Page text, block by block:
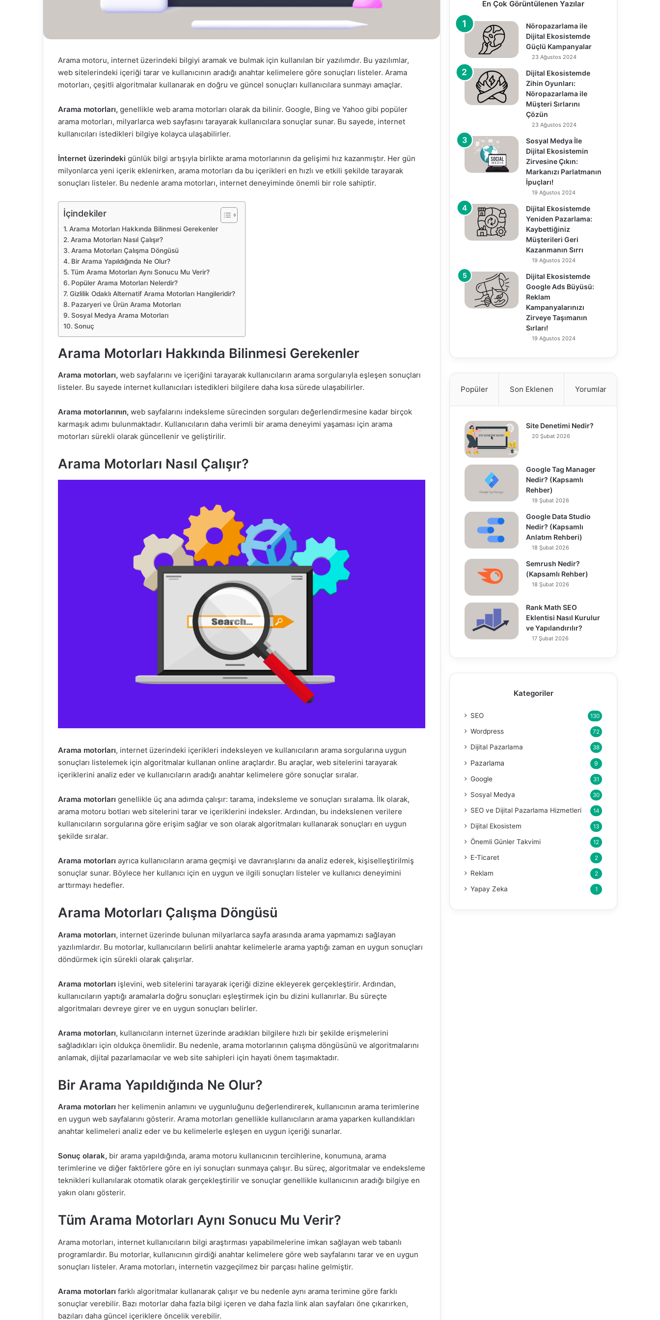
Arama motoru, internet üzerindeki bilgiyi aramak ve bulmak için kullanılan bir yazılımdır. Bu yazılımlar,
web sitelerindeki içeriği tarar ve kullanıcının aradığı anahtar kelimelere göre sonuçları listeler. Arama
motorları, çeşitli algoritmalar kullanarak en doğru ve güncel sonuçları kullanıcılara sunmayı amaçlar.
Arama motorları, genellikle web arama motorları olarak da bilinir. Google, Bing ve Yahoo gibi popüler
arama motorları, milyarlarca web sayfasını tarayarak kullanıcılara sonuçlar sunar. Bu sayede, internet
kullanıcıları istedikleri bilgiye kolayca ulaşabilirler.
İnternet üzerindeki günlük bilgi artışıyla birlikte arama motorlarının da gelişimi hız kazanmıştır. Her gün
milyonlarca yeni içerik eklenirken, arama motorları da bu içerikleri en hızlı ve etkili şekilde tarayarak
sonuçları listeler. Bu nedenle arama motorları, internet deneyiminde önemli bir role sahiptir.
İçindekiler
Arama Motorları Hakkında Bilinmesi Gerekenler
Arama Motorları Nasıl Çalışır?
Arama Motorları Çalışma Döngüsü
Bir Arama Yapıldığında Ne Olur?
Tüm Arama Motorları Aynı Sonucu Mu Verir?
Popüler Arama Motorları Nelerdir?
Gizlilik Odaklı Alternatif Arama Motorları Hangileridir?
Pazaryeri ve Ürün Arama Motorları
Sosyal Medya Arama Motorları
Sonuç
Arama Motorları Hakkında Bilinmesi Gerekenler
Arama motorları, web sayfalarını ve içeriğini tarayarak kullanıcıların arama sorgularıyla eşleşen sonuçları
listeler. Bu sayede internet kullanıcıları istedikleri bilgilere daha kısa sürede ulaşabilirler.
Arama motorlarının, web sayfalarını indeksleme sürecinden sorguları değerlendirmesine kadar birçok
karmaşık adımı bulunmaktadır. Kullanıcıların daha verimli bir arama deneyimi yaşaması için arama
motorları sürekli olarak güncellenir ve geliştirilir.
Arama Motorları Nasıl Çalışır?
Arama motorları, internet üzerindeki içerikleri indeksleyen ve kullanıcıların arama sorgularına uygun
sonuçları listelemek için algoritmalar kullanan online araçlardır. Bu araçlar, web sitelerini tarayarak
içeriklerini analiz eder ve kullanıcıların aradığı anahtar kelimelere göre sonuçlar sıralar.
Arama motorları genellikle üç ana adımda çalışır: tarama, indeksleme ve sonuçları sıralama. İlk olarak,
arama motoru botları web sitelerini tarar ve içeriklerini indeksler. Ardından, bu indekslenen verilere
kullanıcıların sorgularına göre erişim sağlar ve son olarak algoritmaları kullanarak sonuçları en uygun
şekilde sıralar.
Arama motorları ayrıca kullanıcıların arama geçmişi ve davranışlarını da analiz ederek, kişiselleştirilmiş
sonuçlar sunar. Böylece her kullanıcı için en uygun ve ilgili sonuçları listeler ve kullanıcı deneyimini
arttırmayı hedefler.
Arama Motorları Çalışma Döngüsü
Arama motorları, internet üzerinde bulunan milyarlarca sayfa arasında arama yapmamızı sağlayan
yazılımlardır. Bu motorlar, kullanıcıların belirli anahtar kelimelerle arama yaptığı zaman en uygun sonuçları
döndürmek için sürekli olarak çalışırlar.
Arama motorları işlevini, web sitelerini tarayarak içeriği dizine ekleyerek gerçekleştirir. Ardından,
kullanıcıların yaptığı aramalarla doğru sonuçları eşleştirmek için bu dizini kullanırlar. Bu süreçte
algoritmaları devreye girer ve en uygun sonuçları belirler.
Arama motorları, kullanıcıların internet üzerinde aradıkları bilgilere hızlı bir şekilde erişmelerini
sağladıkları için oldukça önemlidir. Bu nedenle, arama motorlarının çalışma döngüsünü ve algoritmalarını
anlamak, dijital pazarlamacılar ve web site sahipleri için hayati önem taşımaktadır.
Bir Arama Yapıldığında Ne Olur?
Arama motorları her kelimenin anlamını ve uygunluğunu değerlendirerek, kullanıcının arama terimlerine
en uygun web sayfalarını gösterir. Arama motorları genellikle kullanıcıların arama yaparken kullandıkları
anahtar kelimeleri analiz eder ve bu kelimelerle eşleşen en uygun içeriği sunarlar.
Sonuç olarak, bir arama yapıldığında, arama motoru kullanıcının tercihlerine, konumuna, arama
terimlerine ve diğer faktörlere göre en iyi sonuçları sunmaya çalışır. Bu süreç, algoritmalar ve endeksleme
teknikleri kullanılarak otomatik olarak gerçekleştirilir ve sonuçlar genellikle kullanıcının aradığı bilgiye en
yakın olanı gösterir.
Tüm Arama Motorları Aynı Sonucu Mu Verir?
Arama motorları, internet kullanıcıların bilgi araştırması yapabilmelerine imkan sağlayan web tabanlı
programlardır. Bu motorlar, kullanıcının girdiği anahtar kelimelere göre web sayfalarını tarar ve en uygun
sonuçları listeler. Arama motorları, internetin vazgeçilmez bir parçası haline gelmiştir.
Arama motorları farklı algoritmalar kullanarak çalışır ve bu nedenle aynı arama terimine göre farklı
sonuçlar verebilir. Bazı motorlar daha fazla bilgi içeren ve daha fazla link alan sayfaları öne çıkarırken,
bazıları daha güncel içeriklere öncelik verebilir.
En Çok Görüntülenen Yazılar
Nöropazarlama ile
Dijital Ekosistemde
Güçlü Kampanyalar
23 Ağustos 2024
Dijital Ekosistemde
Zihin Oyunları:
Nöropazarlama ile
Müşteri Sırlarını
Çözün
23 Ağustos 2024
Sosyal Medya İle
Dijital Ekosistemin
Zirvesine Çıkın:
Markanızı Parlatmanın
İpuçları!
19 Ağustos 2024
Dijital Ekosistemde
Yeniden Pazarlama:
Kaybettiğiniz
Müşterileri Geri
Kazanmanın Sırrı
19 Ağustos 2024
Dijital Ekosistemde
Google Ads Büyüsü:
Reklam
Kampanyalarınızı
Zirveye Taşımanın
Sırları!
19 Ağustos 2024
Popüler Son Eklenen Yorumlar
Site Denetimi Nedir?
20 Şubat 2026
Google Tag Manager
Nedir? (Kapsamlı
Rehber)
19 Şubat 2026
Google Data Studio
Nedir? (Kapsamlı
Anlatım Rehberi)
18 Şubat 2026
Semrush Nedir?
(Kapsamlı Rehber)
18 Şubat 2026
Rank Math SEO
Eklentisi Nasıl Kurulur
ve Yapılandırılır?
17 Şubat 2026
Kategoriler
SEO 130
Wordpress 72
Dijital Pazarlama 38
Pazarlama 9
Google 31
Sosyal Medya 30
SEO ve Dijital Pazarlama Hizmetleri 14
Dijital Ekosistem 13
Önemli Günler Takvimi 12
E-Ticaret 2
Reklam 2
Yapay Zeka 1